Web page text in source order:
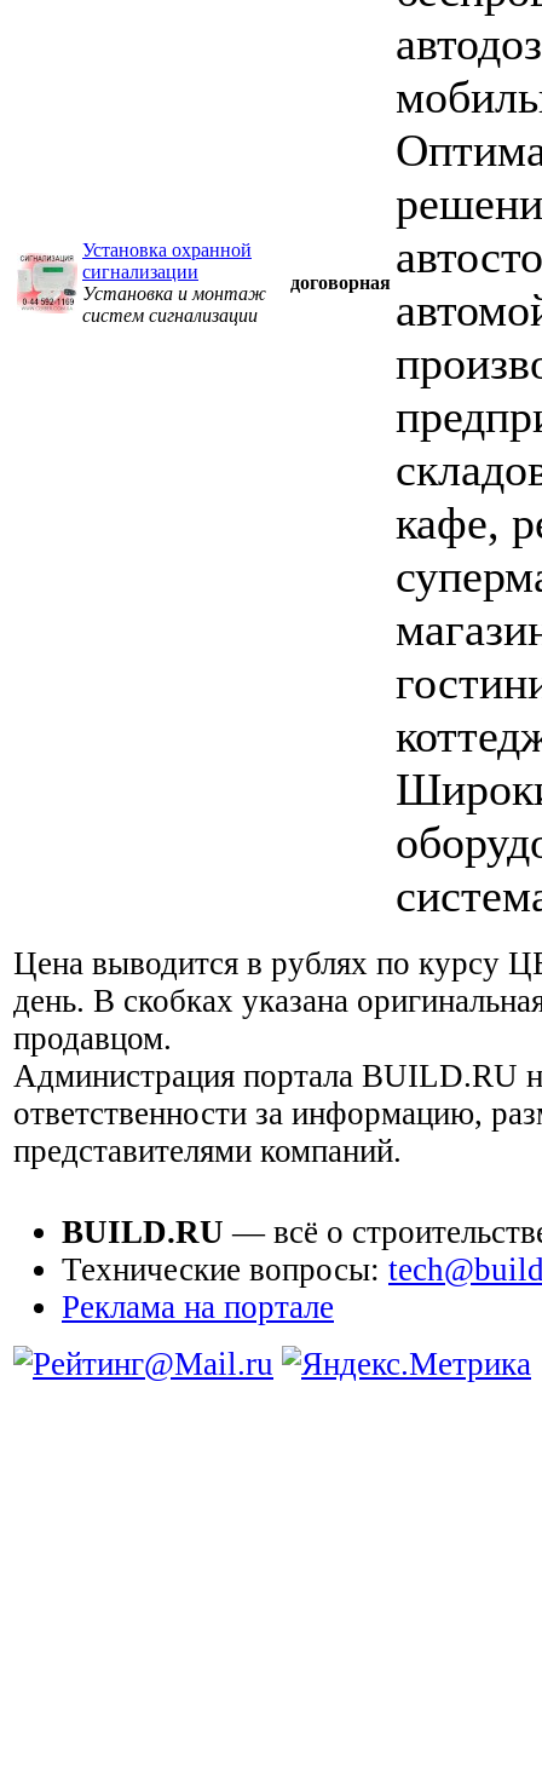
Установка охранной
сигнализации
Установка и монтаж
систем сигнализации
договорная
кафе,
Цена выводится в рублях по курсу
день. В скобках указана
продавцом.
Администрация портала BUILD.RU
ответственности за информацию,
представителями компаний.
BUILD.RU — всё о
Технические вопросы:
Реклама на портале